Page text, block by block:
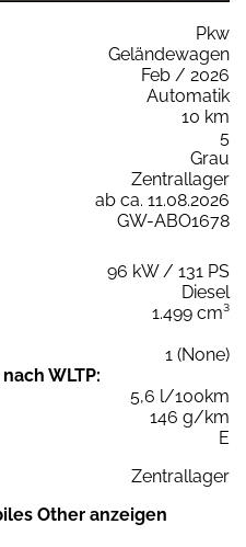
Pkw
Geländewagen
Feb / 2026
Automatik
10 km
5
Grau
Zentrallager
ab ca. 11.08.2026
GW-ABO1678
96 kW / 131 PS
Diesel
1.499 cm³
1 (None)
WLTP:
5,6 l/100km
146 g/km
E
Zentrallager
Other anzeigen